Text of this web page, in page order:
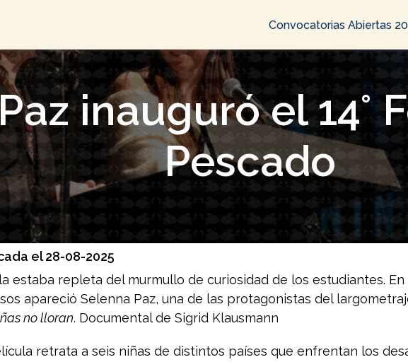
Convocatorias Abiertas
inauguró el 14°
Pescado
el 28-08-2025
estaba repleta del murmullo de curiosidad de los estudiantes.
apareció Selenna Paz, una de las protagonistas del
no lloran. Documental de Sigrid Klausmann
retrata a seis niñas de distintos países que enfrentan los